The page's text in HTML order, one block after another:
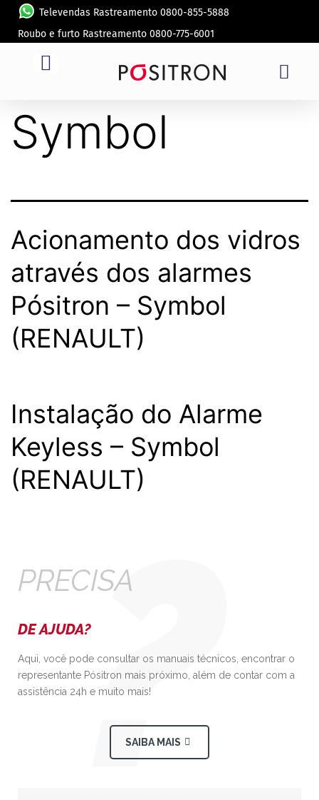
Televendas Rastreamento 0800-855-5888
Roubo e furto Rastreamento 0800-775-6001
Modelo:
Symbol
Acionamento dos vidros
através dos alarmes
Pósitron – Symbol
(RENAULT)
Instalação do Alarme
Keyless – Symbol
(RENAULT)
PRECISA
DE AJUDA?
Aqui, você pode consultar os manuais técnicos, encontrar o
representante Pósitron mais próximo, além de contar com a
assistência 24h e muito mais!
SAIBA MAIS